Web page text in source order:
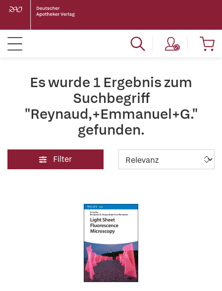
Es wurde 1 Ergebnis zum
Suchbegriff
"Reynaud,+Emmanuel+G."
gefunden.
Filter